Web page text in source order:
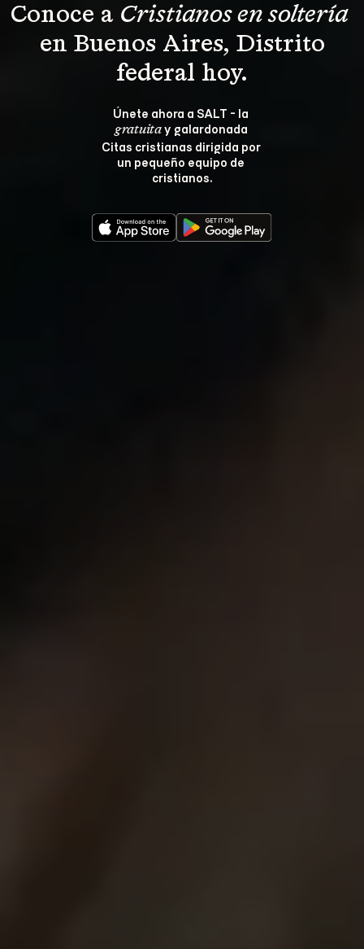
Conoce a Cristianos en soltería
en Buenos Aires, Distrito
federal hoy.
Únete ahora a SALT - la
gratuita y galardonada
Citas cristianas dirigida por
un pequeño equipo de
cristianos.